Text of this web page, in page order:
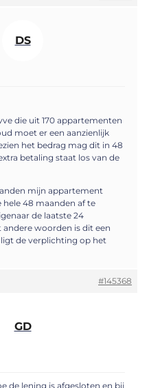
DS
die uit 170 appartementen
moet er een aanzienlijk
het bedrag mag dit in 48
betaling staat los van de
mijn appartement
48 maanden af te
de laatste 24
woorden is dit een
de verplichting op het
#145368
GD
de lening is afgesloten en bij